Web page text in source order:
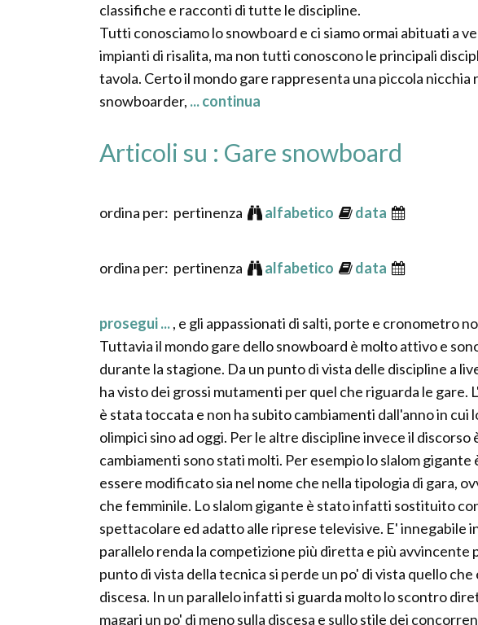
classifiche e racconti di tutte le discipline.
Tutti conosciamo lo snowboard e ci siamo ormai abituati a
impianti di risalita, ma non tutti conoscono le principali
tavola. Certo il mondo gare rappresenta una piccola
snowboarder, ... continua
Articoli su : Gare snowboard
ordina per: pertinenza alfabetico data
ordina per: pertinenza alfabetico data
prosegui ..., e gli appassionati di salti, porte e cronometro
Tuttavia il mondo gare dello snowboard è molto attivo e
durante la stagione. Da un punto di vista delle discipline a
ha visto dei grossi mutamenti per quel che riguarda le gare.
è stata toccata e non ha subito cambiamenti dall'anno in
olimpici sino ad oggi. Per le altre discipline invece il discorso
cambiamenti sono stati molti. Per esempio lo slalom
essere modificato sia nel nome che nella tipologia di gara,
che femminile. Lo slalom gigante è stato infatti sostituito
spettacolare ed adatto alle riprese televisive. E' innegabile
parallelo renda la competizione più diretta e più avvincente
punto di vista della tecnica si perde un po' di vista quello
discesa. In un parallelo infatti si guarda molto lo scontro
magari un po' di meno sulla discesa e sullo stile dei